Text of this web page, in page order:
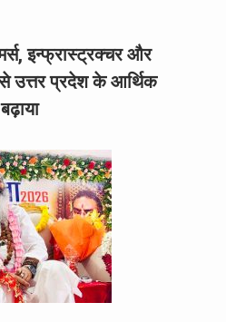
इन्फ्रास्ट्रक्चर और
उत्तर प्रदेश के आर्थिक